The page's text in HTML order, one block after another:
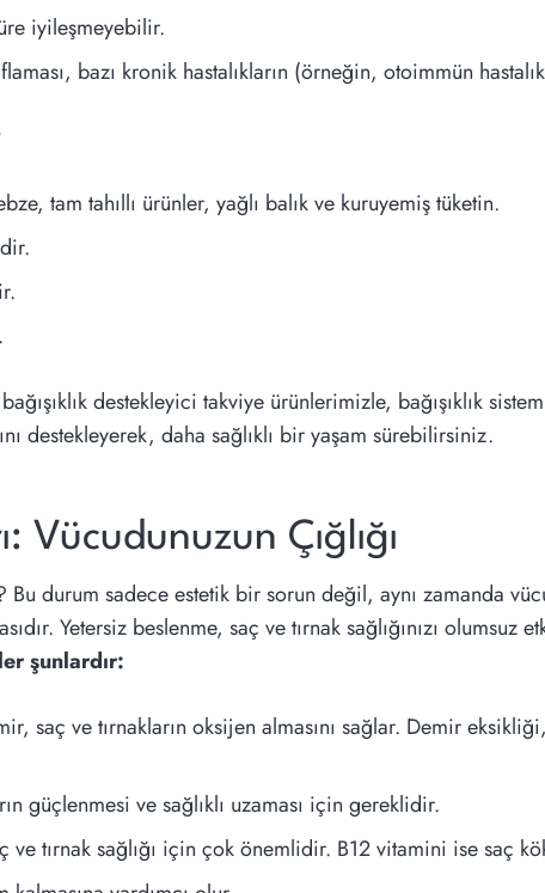
iyileşmeyebilir.
bazı kronik hastalıkların (örneğin, otoimmün
tam tahıllı ürünler, yağlı balık ve kuruyemiş tüketin.
destekleyici takviye ürünlerimizle, bağışıklık
destekleyerek, daha sağlıklı bir yaşam sürebilirsiniz.
Vücudunuzun Çığlığı
Bu durum sadece estetik bir sorun değil, aynı zamanda
Yetersiz beslenme, saç ve tırnak sağlığınızı
şunlardır:
saç ve tırnakların oksijen almasını sağlar. Demir
güçlenmesi ve sağlıklı uzaması için gereklidir.
tırnak sağlığı için çok önemlidir. B12 vitamini ise saç